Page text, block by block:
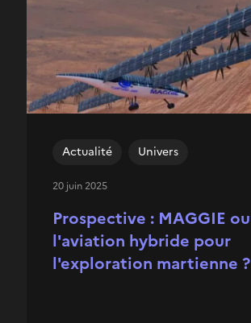
Prospective : MAGGIE ou
l'aviation hybride pour
l'exploration martienne ?
Actualité Univers
20 juin 2025